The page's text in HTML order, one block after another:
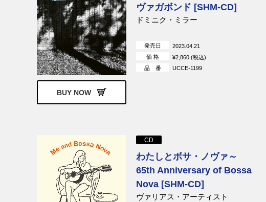
BUY NOW
ヴァガボンド [SHM-CD]
ドミニク・ミラー
発売日
2023.04.21
価 格
¥2,860 (税込)
品 番
UCCE-1199
CD
わたしとボサ・ノヴァ～
65th Anniversary of Bossa
Nova [SHM-CD]
ヴァリアス・アーティスト